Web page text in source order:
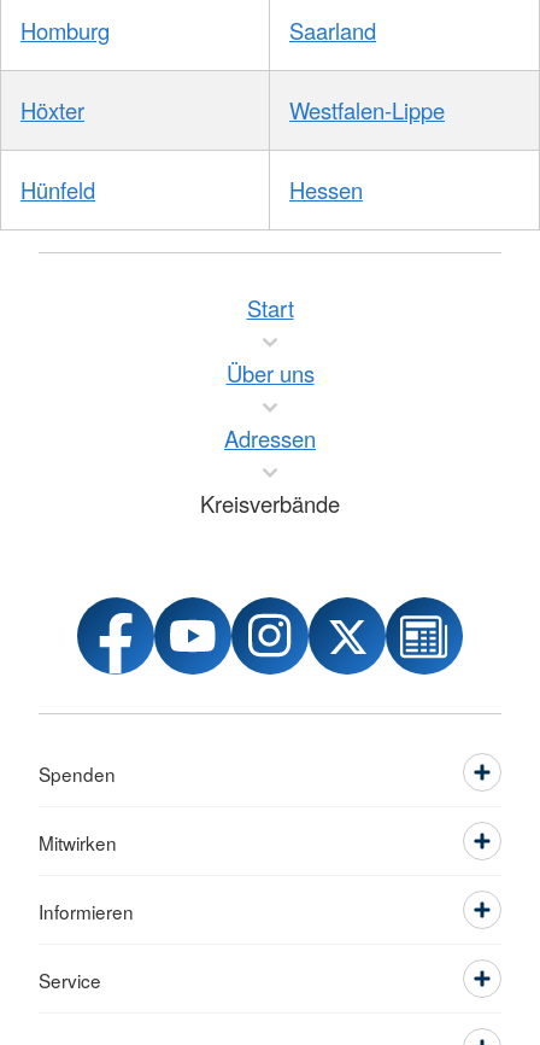
Homburg Saarland
Höxter Westfalen-Lippe
Hünfeld Hessen
Start
Über uns
Adressen
Kreisverbände
Spenden
Mitwirken
Informieren
Service